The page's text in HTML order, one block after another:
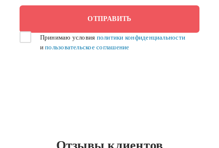
Принимаю условия политики конфиденциальности
ипользовательское соглашение